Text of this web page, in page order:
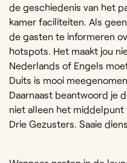
de geschiedenis van het
kamer faciliteiten. Als
de gasten te informeren
hotspots. Het maakt jou
Nederlands of Engels
Duits is mooi
Daarnaast beantwoord je
niet alleen het middelpunt
Drie Gezusters. Saaie